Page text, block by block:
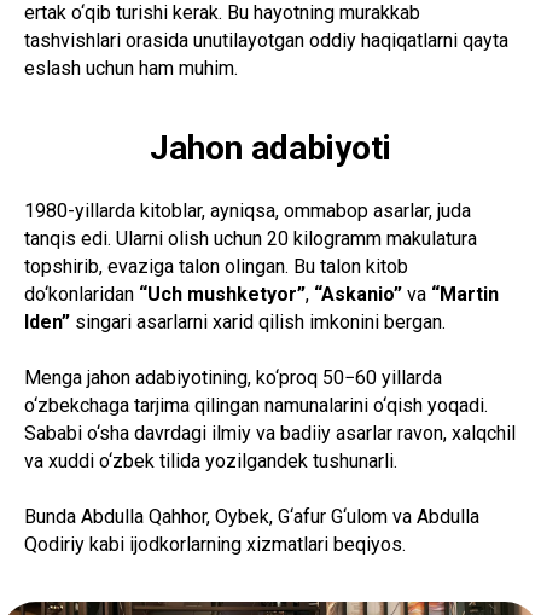
ertak o‘qib turishi kerak. Bu hayotning murakkab
tashvishlari orasida unutilayotgan oddiy haqiqatlarni qayta
eslash uchun ham muhim.
Jahon adabiyoti
1980-yillarda kitoblar, ayniqsa, ommabop asarlar, juda
tanqis edi. Ularni olish uchun 20 kilogramm makulatura
topshirib, evaziga talon olingan. Bu talon kitob
do‘konlaridan “Uch mushketyor”, “Askanio” va “Martin
Iden” singari asarlarni xarid qilish imkonini bergan.
Menga jahon adabiyotining, ko‘proq 50−60 yillarda
o‘zbekchaga tarjima qilingan namunalarini o‘qish yoqadi.
Sababi o‘sha davrdagi ilmiy va badiiy asarlar ravon, xalqchil
va xuddi o‘zbek tilida yozilgandek tushunarli.
Bunda Abdulla Qahhor, Oybek, G‘afur G‘ulom va Abdulla
Qodiriy kabi ijodkorlarning xizmatlari beqiyos.